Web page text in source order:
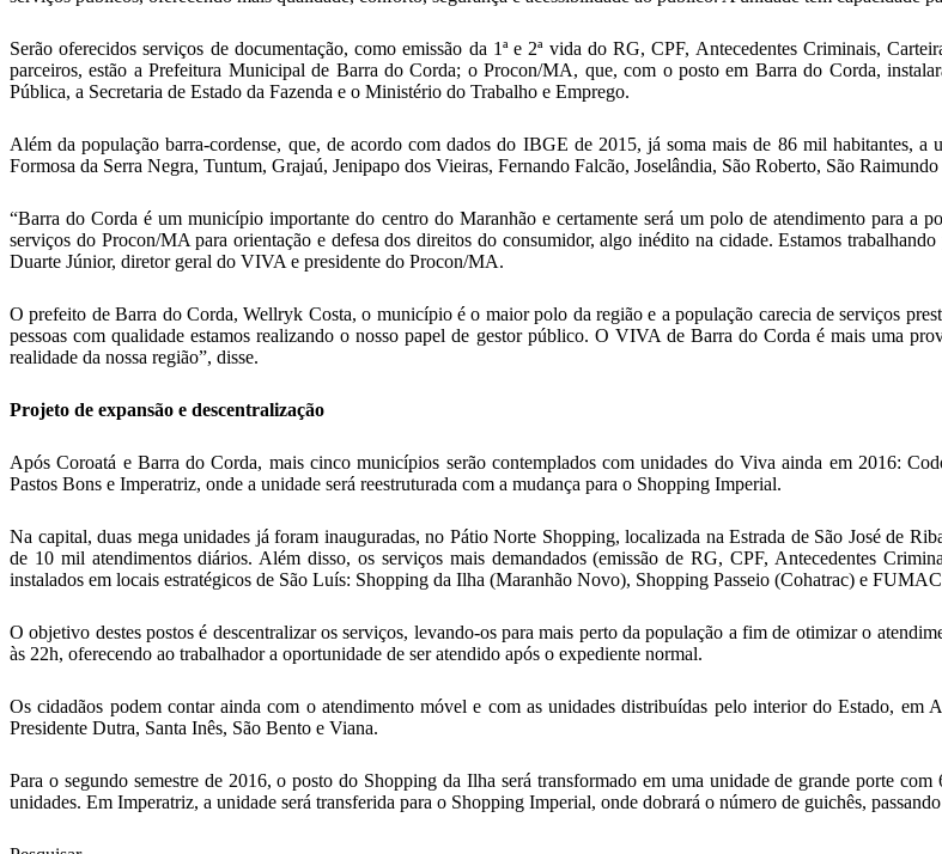
Serão oferecidos serviços de documentação, como emissão da 1ª e 2ª vida do RG, CPF, Antecedentes Criminais,
parceiros, estão a Prefeitura Municipal de Barra do Corda; o Procon/MA, que, com o posto em Barra do Corda,
Pública, a Secretaria de Estado da Fazenda e o Ministério do Trabalho e Emprego.
Além da população barra-cordense, que, de acordo com dados do IBGE de 2015, já soma mais de 86 mil habitantes,
Formosa da Serra Negra, Tuntum, Grajaú, Jenipapo dos Vieiras, Fernando Falcão, Joselândia, São Roberto, São
“Barra do Corda é um município importante do centro do Maranhão e certamente será um polo de atendimento para a
serviços do Procon/MA para orientação e defesa dos direitos do consumidor, algo inédito na cidade. Estamos
Duarte Júnior, diretor geral do VIVA e presidente do Procon/MA.
O prefeito de Barra do Corda, Wellryk Costa, o município é o maior polo da região e a população carecia de serviços
pessoas com qualidade estamos realizando o nosso papel de gestor público. O VIVA de Barra do Corda é mais uma
realidade da nossa região”, disse.
Projeto de expansão e descentralização
Após Coroatá e Barra do Corda, mais cinco municípios serão contemplados com unidades do Viva ainda em 2016:
Pastos Bons e Imperatriz, onde a unidade será reestruturada com a mudança para o Shopping Imperial.
Na capital, duas mega unidades já foram inauguradas, no Pátio Norte Shopping, localizada na Estrada de São José de
de 10 mil atendimentos diários. Além disso, os serviços mais demandados (emissão de RG, CPF, Antecedentes
instalados em locais estratégicos de São Luís: Shopping da Ilha (Maranhão Novo), Shopping Passeio (Cohatrac) e
O objetivo destes postos é descentralizar os serviços, levando-os para mais perto da população a fim de otimizar o
às 22h, oferecendo ao trabalhador a oportunidade de ser atendido após o expediente normal.
Os cidadãos podem contar ainda com o atendimento móvel e com as unidades distribuídas pelo interior do Estado,
Presidente Dutra, Santa Inês, São Bento e Viana.
Para o segundo semestre de 2016, o posto do Shopping da Ilha será transformado em uma unidade de grande porte
unidades. Em Imperatriz, a unidade será transferida para o Shopping Imperial, onde dobrará o número de guichês,